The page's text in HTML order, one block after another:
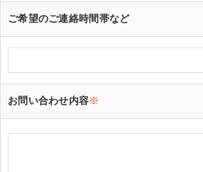
ご希望のご連絡時間帯など
お問い合わせ内容※